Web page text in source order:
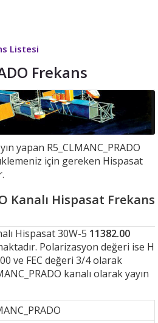
Listesi
Frekans
yapan R5_CLMANC_PRADO
için gereken Hispasat
Kanalı Hispasat Frekans
Hispasat 30W-5 11382.00
Polarizasyon değeri ise H
ve FEC değeri 3/4 olarak
kanalı olarak yayın